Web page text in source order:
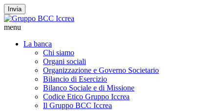
Invia
menu
La banca
Chi siamo
Organi sociali
Organizzazione e Governo Societario
Bilancio di Esercizio
Bilanco Sociale e di Missione
Codice Etico Gruppo Iccrea
Il Gruppo BCC Iccrea